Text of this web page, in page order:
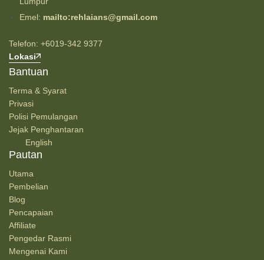
Emel: mailto:rehlaians@gmail.com
Telefon: +6019-342 9377
Lokasi
Bantuan
Terma & Syarat
Privasi
Polisi Pemulangan
Jejak Penghantaran
English
Pautan
Utama
Pembelian
Blog
Pencapaian
Affiliate
Pengedar Rasmi
Mengenai Kami